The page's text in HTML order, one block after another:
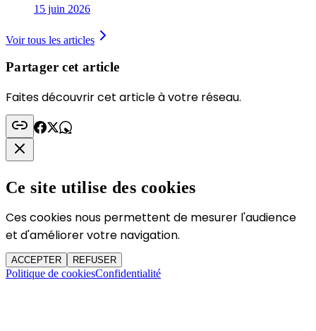
15 juin 2026
Voir tous les articles
Partager cet article
Faites découvrir cet article à votre réseau.
Ce site utilise des cookies
Ces cookies nous permettent de mesurer l'audience
et d'améliorer votre navigation.
ACCEPTER REFUSER
Politique de cookiesConfidentialité